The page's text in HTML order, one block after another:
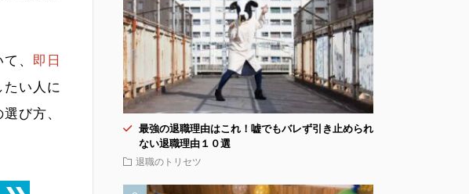
、 即日
い人に
び方、
最強の退職理由はこれ！嘘でもバレず引き止められ
ない退職理由１０選
退職のトリセツ